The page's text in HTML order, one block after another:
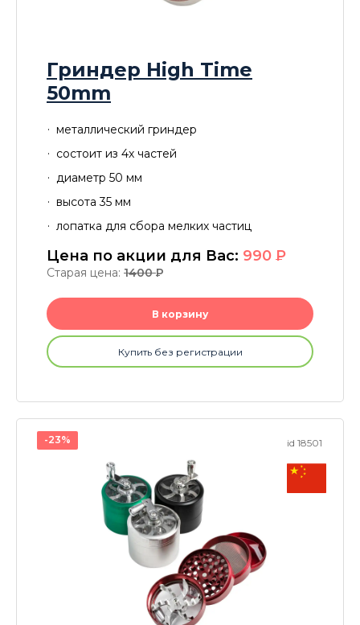
Гриндер High Time
50mm
металлический гриндер
состоит из 4х частей
диаметр 50 мм
высота 35 мм
лопатка для сбора мелких частиц
Цена по акции для Вас: 990 P
Старая цена: 1400P
В корзину
Купить без регистрации
id 18501
-23%